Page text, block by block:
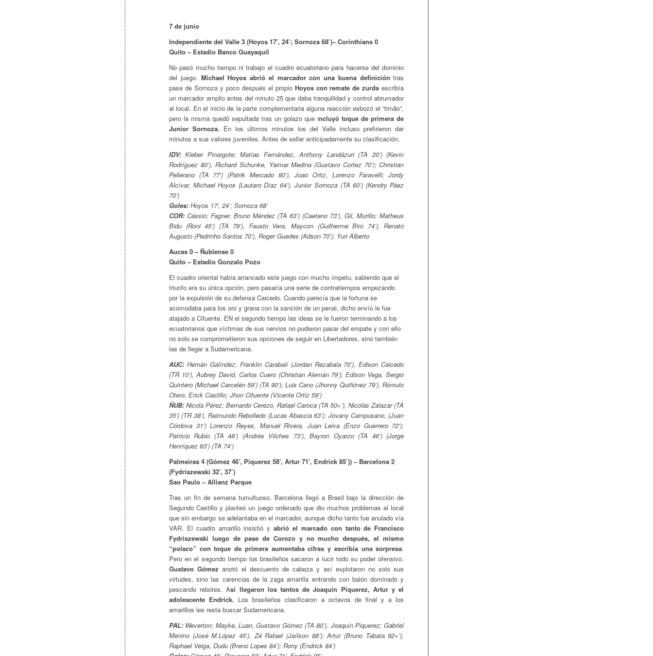
7 de junio
Independiente del Valle 3 (Hoyos 17’, 24’; Sornoza 68’)– Corinthians 0
Quito – Estadio Banco Guayaquil
No pasó mucho tiempo ni trabajo el cuadro ecuatoriano para hacerse del dominio
del juego. Michael Hoyos abrió el marcador con una buena definición tras
pase de Sornoza y poco después el propio Hoyos con remate de zurda escribía
un marcador amplio antes del minuto 25 que daba tranquilidad y control abrumador
al local. En el inicio de la parte complementaria alguna reacción esbozó el “timão”,
pero la misma quedó sepultada tras un golazo que incluyó toque de primera de
Junior Sornoza. En los últimos minutos los del Valle incluso prefirieron dar
minutos a sus valores juveniles. Antes de sellar anticipadamente su clasificación.
IDV: Kleber Pinargote; Matías Fernández, Anthony Landázuri (TA 20’) (Kevin
Rodríguez 80’), Richard Schunke, Yaimar Medina (Gustavo Cortez 70’); Christian
Pellerano (TA 77’) (Patrik Mercado 80’), Joao Ortiz, Lorenzo Faravelli; Jordy
Alcívar, Michael Hoyos (Lautaro Díaz 64’), Junior Sornoza (TA 60’) (Kendry Páez
70’)
Goles: Hoyos 17’, 24’; Sornoza 68’
COR: Cássio; Fagner, Bruno Méndez (TA 63’) (Caetano 73’), Gil, Murillo; Matheus
Bidu (Roni 45’) (TA 79’), Fausto Vera, Maycon (Guilherme Biro 74’); Renato
Augusto (Pedrinho Santos 70’), Roger Guedes (Adson 70’); Yuri Alberto
Aucas 0 – Ñublense 0
Quito – Estadio Gonzalo Pozo
El cuadro oriental había arrancado este juego con mucho ímpetu, sabiendo que el
triunfo era su única opción, pero pasaría una serie de contratiempos empezando
por la expulsión de su defensa Caicedo. Cuando parecía que la fortuna se
acomodaba para los oro y grana con la sanción de un penal, dicho envío le fue
atajado a Cifuente. EN el segundo tiempo las ideas se le fueron terminando a los
ecuatorianos que víctimas de sus nervios no pudieron pasar del empate y con ello
no solo se comprometieron sus opciones de seguir en Libertadores, sino también
las de llegar a Sudamericana.
AUC: Hernán Galíndez; Franklin Carabalí (Jordan Rezabala 70’), Edison Caicedo
(TR 10’), Aubrey David, Carlos Cuero (Christian Alemán 79’); Edison Vega, Sergio
Quintero (Michael Carcelén 59’) (TA 90’); Luis Cano (Jhonny Quiñónez 79’), Rómulo
Otero, Erick Castillo; Jhon Cifuente (Vicente Ortiz 59’)
ÑUB: Nicola Pérez; Bernardo Cerezo, Rafael Caroca (TA 50+’), Nicolás Zalazar (TA
35’) (TR 38’), Raimundo Rebolledo (Lucas Abascia 63’); Jovany Campusano, (Juan
Córdova 31’) Lorenzo Reyes, Manuel Rivera, Juan Leiva (Enzo Guerrero 72’);
Patricio Rubio (TA 48’) (Andrés Vilches 73’), Bayron Oyarzo (TA 46’) (Jorge
Henríquez 63’) (TA 74’)
Palmeiras 4 (Gómez 46’, Piquerez 58’, Artur 71’, Endrick 85’)) – Barcelona 2
(Fydriszewski 32’, 37’)
Sao Paulo – Allianz Parque
Tras un fin de semana tumultuoso, Barcelona llegó a Brasil bajo la dirección de
Segundo Castillo y planteó un juego ordenado que dio muchos problemas al local
que sin embargo se adelantaba en el marcador, aunque dicho tanto fue anulado vía
VAR. El cuadro amarillo insistió yabrió el marcado con tanto de Francisco
Fydriszewski luego de pase de Corozo y no mucho después, el mismo
“polaco” con toque de primera aumentaba cifras y escribía una sorpresa.
Pero en el segundo tiempo los brasileños sacaron a lucir todo su poder ofensivo.
Gustavo Gómez anotó el descuento de cabeza y así explotaron no solo sus
virtudes, sino las carencias de la zaga amarilla entrando con balón dominado y
pescando rebotes. Así llegaron los tantos de Joaquín Piquerez, Artur y el
adolescente Endrick. Los brasileños clasificaron a octavos de final y a los
amarillos les resta buscar Sudamericana.
PAL: Weverton; Mayke, Luan, Gustavo Gómez (TA 80’), Joaquín Piquerez; Gabriel
Menino (José M.López 45’), Zé Rafael (Jaílson 88’); Artur (Bruno Tabata 92+’),
Raphael Veiga, Dudu (Breno Lopes 84’); Rony (Endrick 84’)